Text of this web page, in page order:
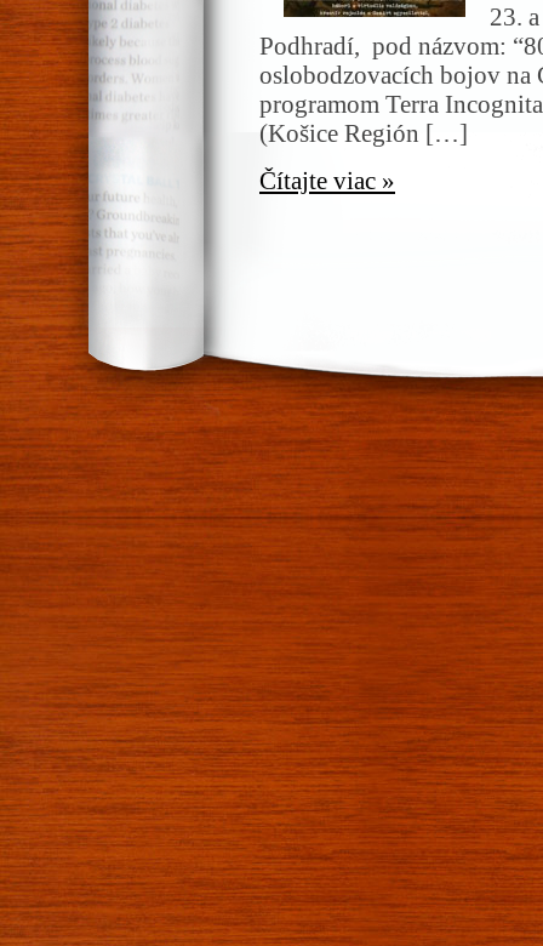
23.
Podhradí, pod názvom:
oslobodzovacích bojov na
programom Terra
(Košice Región […]
Čítajte viac »